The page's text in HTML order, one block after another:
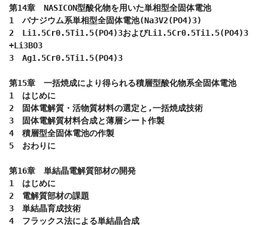
第14章　NASICON型酸化物を用いた単相型全固体電池
1　バナジウム系単相型全固体電池(Na3V2(PO4)3)
2　Li1.5Cr0.5Ti1.5(PO4)3およびLi1.5Cr0.5Ti1.5(PO4)3
+Li3BO3
3　Ag1.5Cr0.5Ti1.5(PO4)3
第15章　一括焼成により得られる積層型酸化物系全固体電池
1　はじめに
2　固体電解質・活物質材料の選定と,一括焼成技術
3　固体電解質材料合成と薄層シート作製
4　積層型全固体電池の作製
5　おわりに
第16章　単結晶電解質部材の開発
1　はじめに
2　電解質部材の課題
3　単結晶育成技術
4　フラックス法による単結晶合成